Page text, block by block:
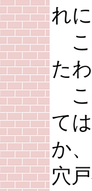
れ
こ
た
こ
て
か
穴